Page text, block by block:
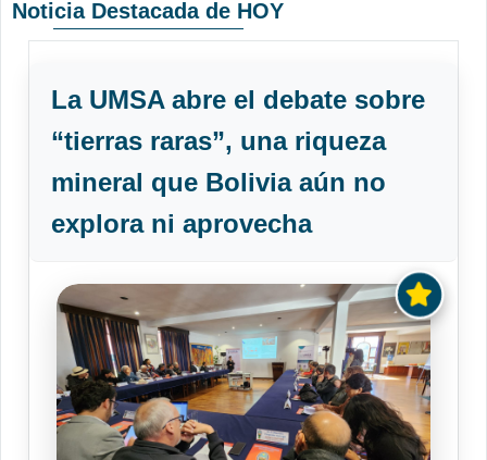
Noticia Destacada de HOY
La UMSA abre el debate sobre
“tierras raras”, una riqueza
mineral que Bolivia aún no
explora ni aprovecha